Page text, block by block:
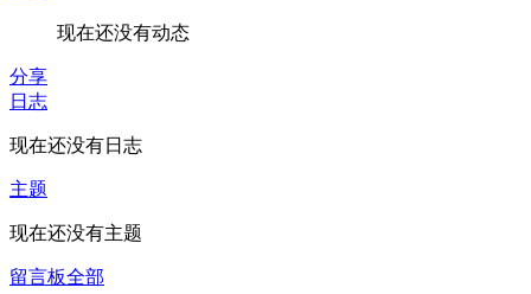
现在还没有动态
分享
日志
现在还没有日志
主题
现在还没有主题
留言板全部